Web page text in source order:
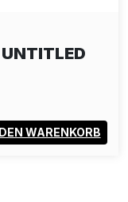
DEN WARENKORB